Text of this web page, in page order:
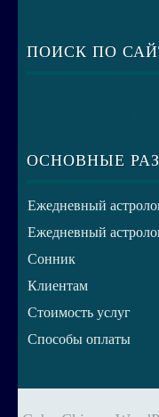
ПОИСК ПО
ОСНОВНЫЕ
Ежедневный
Ежедневный
Сонник
Клиентам
Стоимость услуг
Способы оплаты